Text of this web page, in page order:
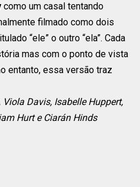
como um casal tentando
filmado como dois
“ele” o outro “ela”. Cada
mas com o ponto de vista
entanto, essa versão traz
Viola Davis, Isabelle Huppert,
Hurt e Ciarán Hinds